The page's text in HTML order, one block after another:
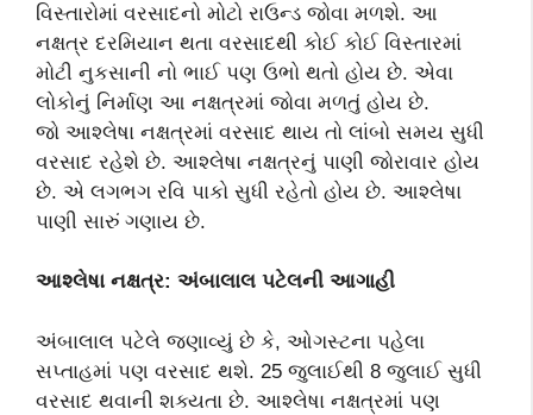
વિસ્તારોમાં વરસાદનો મોટો રાઉન્ડ જોવા મળશે. આ
નક્ષત્ર દરમિયાન થતા વરસાદથી કોઈ કોઈ વિસ્તારમાં
મોટી નુકસાની નો ભાઈ પણ ઉભો થતો હોય છે. એવા
લોકોનું નિર્માણ આ નક્ષત્રમાં જોવા મળતું હોય છે.
જો આશ્લેષા નક્ષત્રમાં વરસાદ થાય તો લાંબો સમય સુધી
વરસાદ રહેશે છે. આશ્લેષા નક્ષત્રનું પાણી જોરાવાર હોય
છે. એ લગભગ રવિ પાકો સુધી રહેતો હોય છે. આશ્લેષા
પાણી સારું ગણાય છે.
આશ્લેષા નક્ષત્ર: અંબાલાલ પટેલની આગાહી
અંબાલાલ પટેલે જણાવ્યું છે કે, ઓગસ્ટના પહેલા
સપ્તાહમાં પણ વરસાદ થશે. 25 જુલાઈથી 8 જુલાઈ સુધી
વરસાદ થવાની શક્યતા છે. આશ્લેષા નક્ષત્રમાં પણ